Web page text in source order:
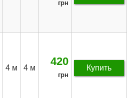
грн
4 м 4 м
420
грн
Купить